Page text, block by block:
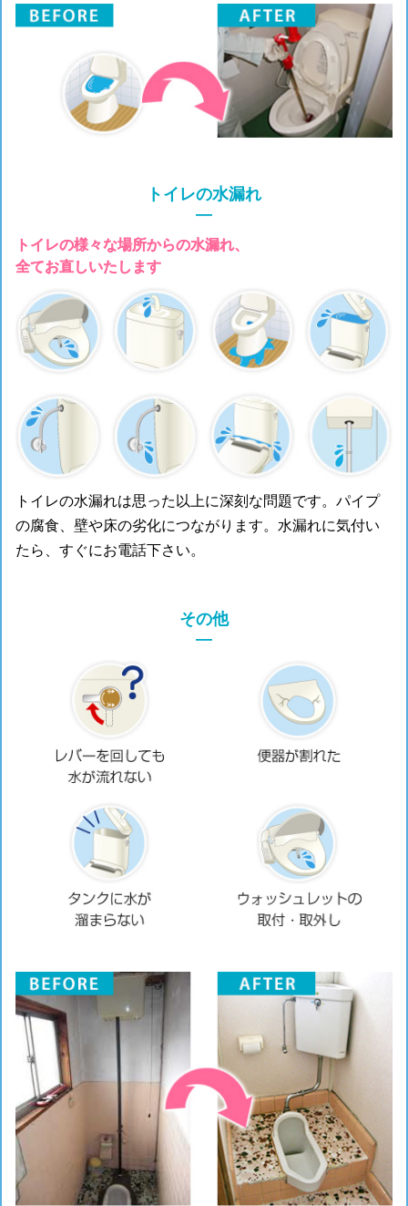
トイレの水漏れ
―
トイレの様々な場所からの水漏れ、
全てお直しいたします
トイレの水漏れは思った以上に深刻な問題です。パイプ
の腐食、壁や床の劣化につながります。水漏れに気付い
たら、すぐにお電話下さい。
その他
―